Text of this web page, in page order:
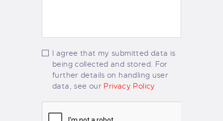
I agree that my submitted data is
being collected and stored. For
further details on handling user
data, see our Privacy Policy